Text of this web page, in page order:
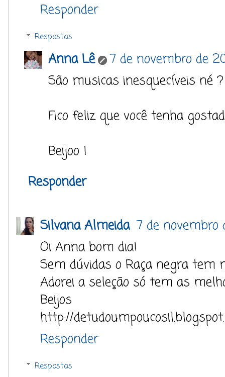
Responder
Respostas
Anna Lê
7 de novembro de
São musicas inesquecíveis né
Fico feliz que você tenha
Beijoo !
Responder
Silvana Almeida 7 de novembro
Oi Anna bom dia!
Sem dúvidas o Raça negra tem
Adorei a seleção só tem as
Beijos
http://
Responder
Respostas